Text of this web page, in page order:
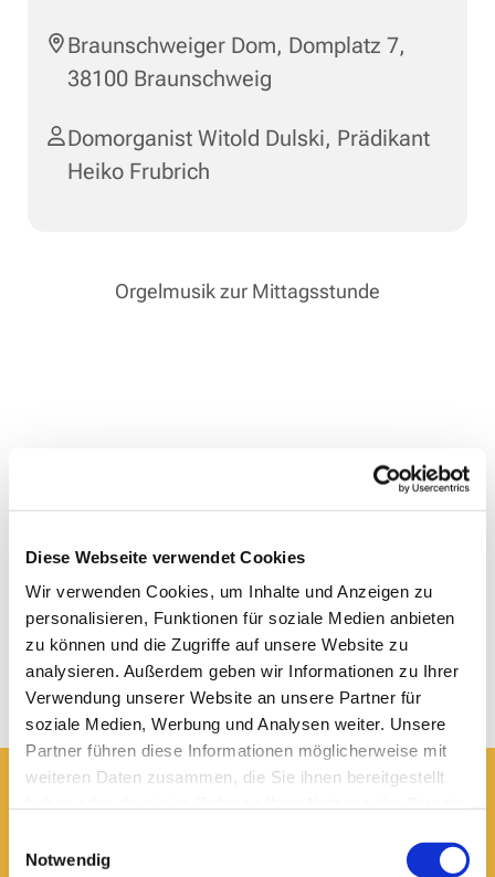
Diese Webseite verwendet Cookies
Wir verwenden Cookies, um Inhalte und Anzeigen zu
personalisieren, Funktionen für soziale Medien anbieten
zu können und die Zugriffe auf unsere Website zu
analysieren. Außerdem geben wir Informationen zu Ihrer
Verwendung unserer Website an unsere Partner für
soziale Medien, Werbung und Analysen weiter. Unsere
Partner führen diese Informationen möglicherweise mit
weiteren Daten zusammen, die Sie ihnen bereitgestellt
Notwendig
Braunschweiger Dom, Domplatz 7,
38100 Braunschweig
Domorganist Witold Dulski, Prädikant
Heiko Frubrich
Orgelmusik zur Mittagsstunde
Hier erreichen Sie uns:
Ev.-luth. Domkirche St. Blasii zu Braunschweig
Domplatz 5